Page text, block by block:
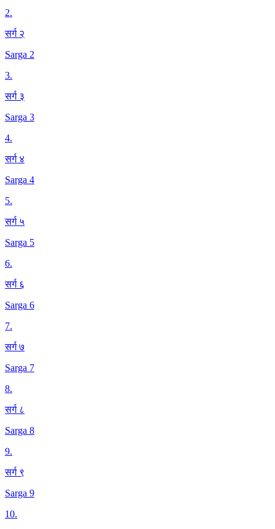
2.
सर्ग २
Sarga 2
3.
सर्ग ३
Sarga 3
4.
सर्ग ४
Sarga 4
5.
सर्ग ५
Sarga 5
6.
सर्ग ६
Sarga 6
7.
सर्ग ७
Sarga 7
8.
सर्ग ८
Sarga 8
9.
सर्ग ९
Sarga 9
10.